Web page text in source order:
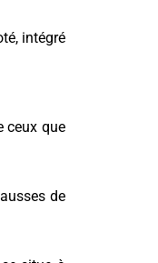
intégré
ceux que
de